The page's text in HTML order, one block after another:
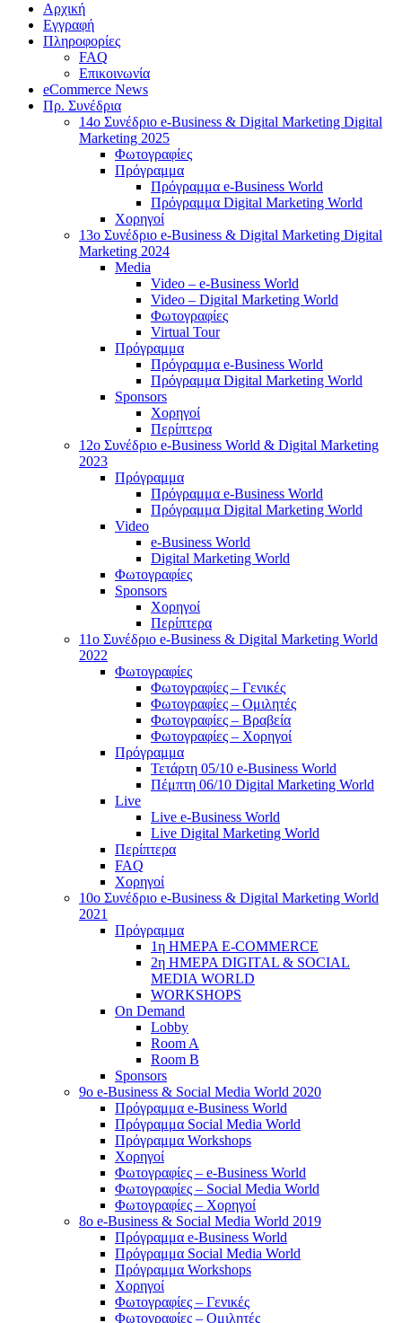
Αρχική
Εγγραφή
Πληροφορίες
FAQ
Επικοινωνία
eCommerce News
Πρ. Συνέδρια
14o Συνέδριο e-Business & Digital Marketing Digital
Marketing 2025
Φωτογραφίες
Πρόγραμμα
Πρόγραμμα e-Business World
Πρόγραμμα Digital Marketing World
Χορηγοί
13o Συνέδριο e-Business & Digital Marketing Digital
Marketing 2024
Media
Video – e-Business World
Video – Digital Marketing World
Φωτογραφίες
Virtual Tour
Πρόγραμμα
Πρόγραμμα e-Business World
Πρόγραμμα Digital Marketing World
Sponsors
Χορηγοί
Περίπτερα
12o Συνέδριο e-Business World & Digital Marketing
2023
Πρόγραμμα
Πρόγραμμα e-Business World
Πρόγραμμα Digital Marketing World
Video
e-Business World
Digital Marketing World
Φωτογραφίες
Sponsors
Χορηγοί
Περίπτερα
11ο Συνέδριο e-Business & Digital Marketing World
2022
Φωτογραφίες
Φωτογραφίες – Γενικές
Φωτογραφίες – Ομιλητές
Φωτογραφίες – Βραβεία
Φωτογραφίες – Χορηγοί
Πρόγραμμα
Τετάρτη 05/10 e-Business World
Πέμπτη 06/10 Digital Marketing World
Live
Live e-Business World
Live Digital Marketing World
Περίπτερα
FAQ
Χορηγοί
10o Συνέδριο e-Business & Digital Marketing World
2021
Πρόγραμμα
1η ΗΜΕΡΑ E-COMMERCE
2η ΗΜΕΡΑ DIGITAL & SOCIAL
MEDIA WORLD
WORKSHOPS
On Demand
Lobby
Room A
Room B
Sponsors
9o e-Business & Social Media World 2020
Πρόγραμμα e-Business World
Πρόγραμμα Social Media World
Πρόγραμμα Workshops
Χορηγοί
Φωτογραφίες – e-Business World
Φωτογραφίες – Social Media World
Φωτογραφίες – Χορηγοί
8o e-Business & Social Media World 2019
Πρόγραμμα e-Business World
Πρόγραμμα Social Media World
Πρόγραμμα Workshops
Χορηγοί
Φωτογραφίες – Γενικές
Φωτογραφίες – Ομιλητές